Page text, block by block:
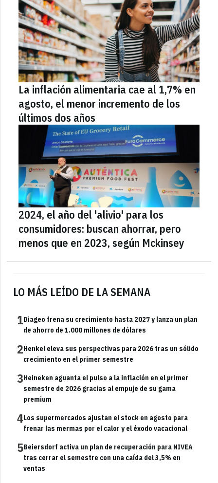
LO MÁS LEÍDO DE LA SEMANA
1Diageo frena su crecimiento hasta 2027 y lanza un plan
de ahorro de 1.000 millones de dólares
2Henkel eleva sus perspectivas para 2026 tras un sólido
crecimiento en el primer semestre
3Heineken aguanta el pulso a la inflación en el primer
semestre de 2026 gracias al empuje de su gama
premium
4Los supermercados ajustan el stock en agosto para
frenar las mermas por el calor y el éxodo vacacional
5Beiersdorf activa un plan de recuperación para NIVEA
tras cerrar el semestre con una caída del 3,5% en
ventas
La inflación alimentaria cae al 1,7% en
agosto, el menor incremento de los
últimos dos años
2024, el año del 'alivio' para los
consumidores: buscan ahorrar, pero
menos que en 2023, según Mckinsey